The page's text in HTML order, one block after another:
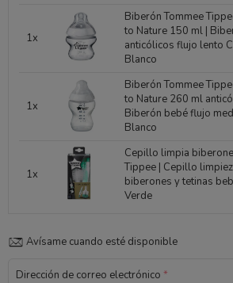
1x
Biberón Tommee
to Nature 150 ml |
anticólicos flujo lento
Blanco
1x
Biberón Tommee
to Nature 260 ml
Biberón bebé flujo
Blanco
1x
Cepillo limpia
Tippee | Cepillo
biberones y tetinas
Verde
Avísame cuando esté disponible
Dirección de correo electrónico*